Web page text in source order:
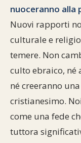
nuoceranno alla
Nuovi rapporti
culturale e
temere. Non
culto ebraico, né
né creeranno
cristianesimo.
come una fede
tuttora